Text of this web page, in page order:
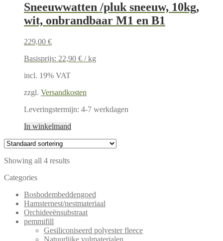
Sneeuwwatten /pluk sneeuw, 10kg,
wit, onbrandbaar M1 en B1
229,00 €
Basisprijs: 22,90 € /kg
incl. 19% VAT
zzgl. Versandkosten
Leveringstermijn: 4-7 werkdagen
In winkelmand
Showing all 4 results
Categories
Bosbodembeddengoed
Hamsternest/nestmateriaal
Orchideeënsubstraat
pemmifill
Gesiliconiseerd polyester fleece